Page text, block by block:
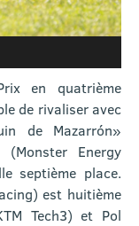
en quatrième
de rivaliser avec
de Mazarrón»
Energy
septième place.
est huitième
Tech3) et Pol